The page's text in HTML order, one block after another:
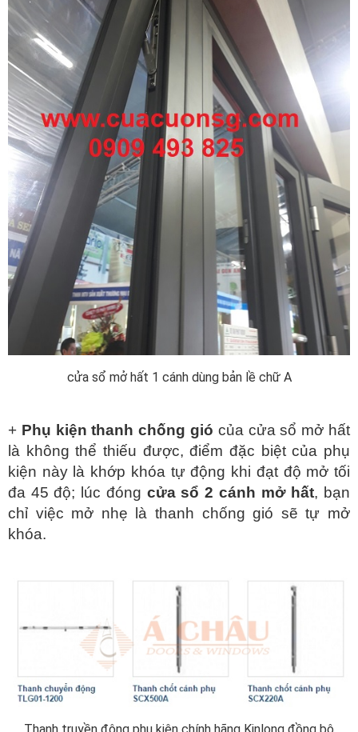
cửa sổ mở hất 1 cánh dùng bản lề chữ A
+ Phụ kiện thanh chống gió của cửa sổ mở hất
là không thể thiếu được, điểm đặc biệt của phụ
kiện này là khớp khóa tự động khi đạt độ mở tối
đa 45 độ; lúc đóng cửa sổ 2 cánh mở hất, bạn
chỉ việc mở nhẹ là thanh chống gió sẽ tự mở
khóa.